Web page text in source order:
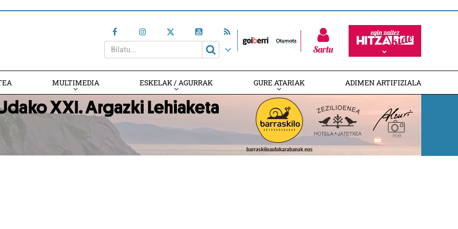
Sartu
MULTIMEDIA ESKELAK / AGURRAK GURE ATARIAK ADIMEN ARTIFIZIALA